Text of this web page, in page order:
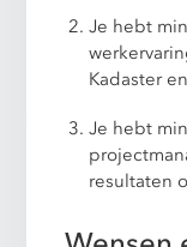
Je hebt
Kadaster
Je hebt
resultaten